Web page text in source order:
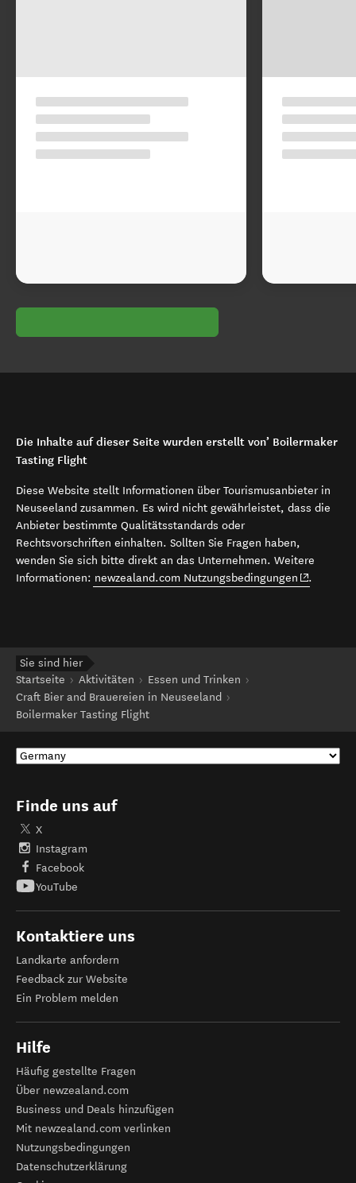
Die Inhalte auf dieser Seite wurden erstellt von’ Boilermaker
Tasting Flight
Diese Website stellt Informationen über Tourismusanbieter in
Neuseeland zusammen. Es wird nicht gewährleistet, dass die
Anbieter bestimmte Qualitätsstandards oder
Rechtsvorschriften einhalten. Sollten Sie Fragen haben,
wenden Sie sich bitte direkt an das Unternehmen. Weitere
Informationen: newzealand.com Nutzungsbedingungen (opens in
.
Sie sind hier
Startseite
Aktivitäten
Essen und Trinken
Craft Bier and Brauereien in Neuseeland
Boilermaker Tasting Flight
Finde uns auf
X
Instagram
Facebook
YouTube
Kontaktiere uns
Landkarte anfordern
Feedback zur Website
Ein Problem melden
Hilfe
Häufig gestellte Fragen
Über newzealand.com
Business und Deals hinzufügen
Mit newzealand.com verlinken
Nutzungsbedingungen
Datenschutzerklärung